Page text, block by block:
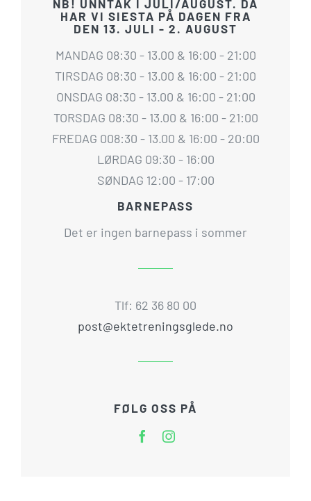
NB! UNNTAK I JULI/AUGUST. DA
HAR VI SIESTA PÅ DAGEN FRA
DEN 13. JULI - 2. AUGUST
MANDAG 08:30 - 13.00 & 16:00 - 21:00
TIRSDAG 08:30 - 13.00 & 16:00 - 21:00
ONSDAG 08:30 - 13.00 & 16:00 - 21:00
TORSDAG 08:30 - 13.00 & 16:00 - 21:00
FREDAG 008:30 - 13.00 & 16:00 - 20:00
LØRDAG 09:30 - 16:00
SØNDAG 12:00 - 17:00
BARNEPASS
Det er ingen barnepass i sommer
Tlf: 62 36 80 00
post@ektetreningsglede.no
FØLG OSS PÅ